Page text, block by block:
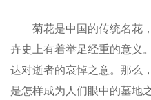
菊花是中国的传统名花
卉史上有着举足经重的意义
达对逝者的哀悼之意。那么
是怎样成为人们眼中的墓地